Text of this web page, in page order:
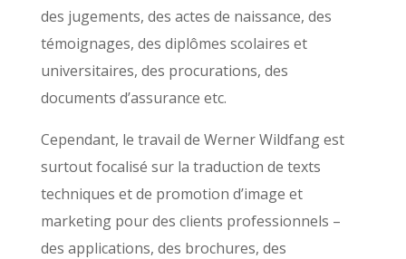
des jugements, des actes de naissance, des
témoignages, des diplômes scolaires et
universitaires, des procurations, des
documents d’assurance etc.
Cependant, le travail de Werner Wildfang est
surtout focalisé sur la traduction de texts
techniques et de promotion d’image et
marketing pour des clients professionnels –
des applications, des brochures, des